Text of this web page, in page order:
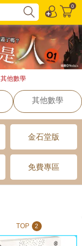
0
其他數學
其他數學
金石堂版
免費專區
TOP 2